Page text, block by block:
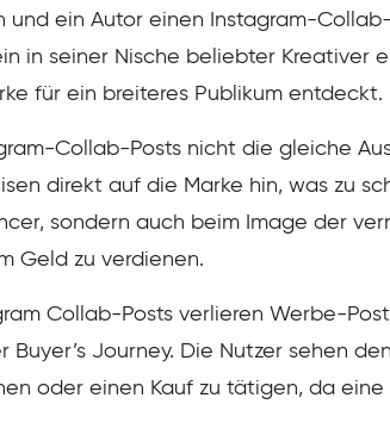
und ein Autor einen Instagram-
in seiner Nische beliebter
für ein breiteres Publikum entdeckt.
Collab-Posts nicht die gleiche
direkt auf die Marke hin, was zu
sondern auch beim Image der
Geld zu verdienen.
Collab-Posts verlieren Werbe-
Buyer’s Journey. Die Nutzer sehen
oder einen Kauf zu tätigen, da